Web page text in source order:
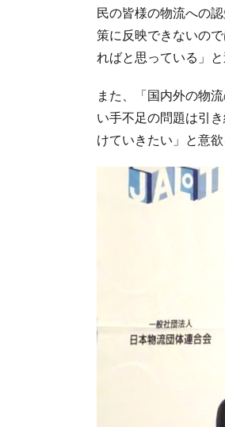
民の皆様の物流への
策に反映できないの
ればと思っている」と
また、「国内外の物
い手不足の問題は引
けていきたい」と意欲